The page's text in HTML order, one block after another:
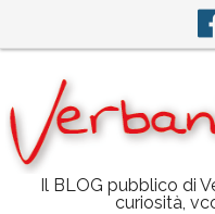
Il BLOG pubblico di
curiosità,